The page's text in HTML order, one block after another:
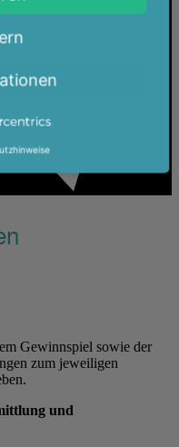
Gewinnspiel sowie der
zum jeweiligen
und